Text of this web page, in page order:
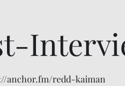
anchor.fm/redd-kaiman